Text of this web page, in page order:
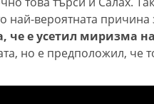
най-вероятната
че е усетил миризма
но е предположил, че